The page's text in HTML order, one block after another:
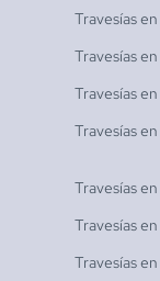
Travesías en
Travesías en
Travesías en
Travesías en
Travesías en
Travesías en
Travesías en